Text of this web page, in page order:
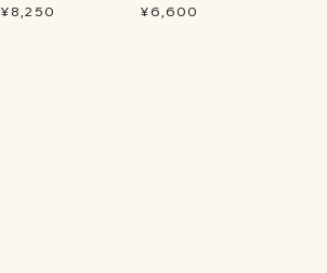
ース
¥8,250
ーカー
¥6,600